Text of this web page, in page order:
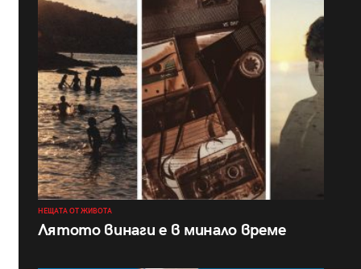
НЕЩАТА ОТ ЖИВОТА
Лятото винаги е в минало време